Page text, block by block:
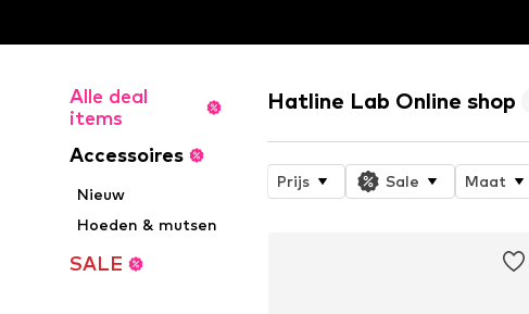
Alle deal
items
Accessoires
Nieuw
Hoeden & mutsen
SALE
Hatline Lab Online shop
Prijs Sale Maat